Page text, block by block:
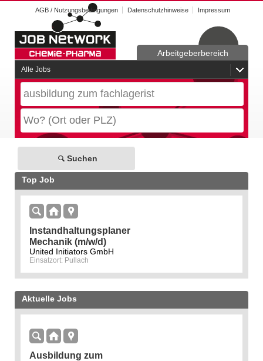
AGB / Nutzungsbedingungen Datenschutzhinweise Impressum
Alle Jobs
Arbeitgeberbereich
Suchen
Top Job
Instandhaltungsplaner
Mechanik (m/w/d)
United Initiators GmbH
Einsatzort: Pullach
Aktuelle Jobs
Ausbildung zum